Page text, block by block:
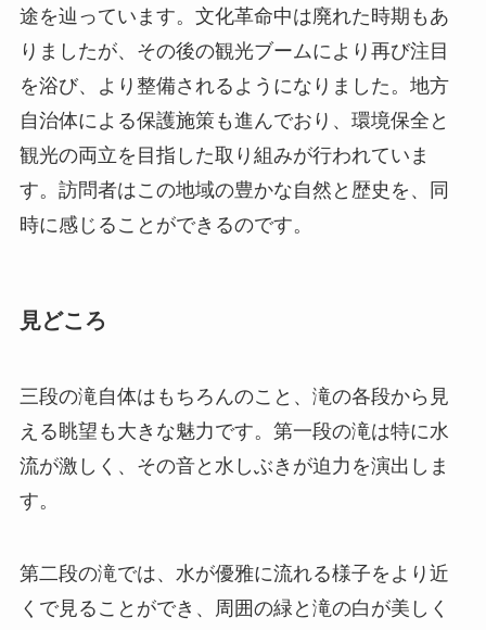
途を辿っています。文化革命中は廃れた時期もあ
りましたが、その後の観光ブームにより再び注目
を浴び、より整備されるようになりました。地方
自治体による保護施策も進んでおり、環境保全と
観光の両立を目指した取り組みが行われていま
す。訪問者はこの地域の豊かな自然と歴史を、同
時に感じることができるのです。
見どころ
三段の滝自体はもちろんのこと、滝の各段から見
える眺望も大きな魅力です。第一段の滝は特に水
流が激しく、その音と水しぶきが迫力を演出しま
す。
第二段の滝では、水が優雅に流れる様子をより近
くで見ることができ、周囲の緑と滝の白が美しく